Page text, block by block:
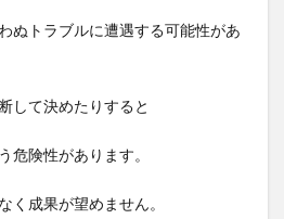
ぬトラブルに遭遇する可能性があ
して決めたりすると
危険性があります。
く成果が望めません。